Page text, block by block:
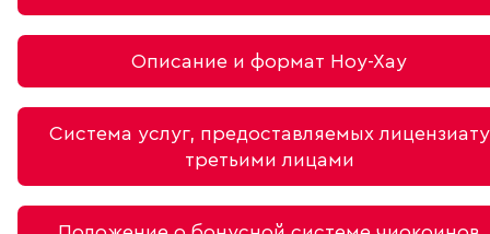
Описание и формат Ноу-Хау
Система услуг, предоставляемых лицензиату
третьими лицами